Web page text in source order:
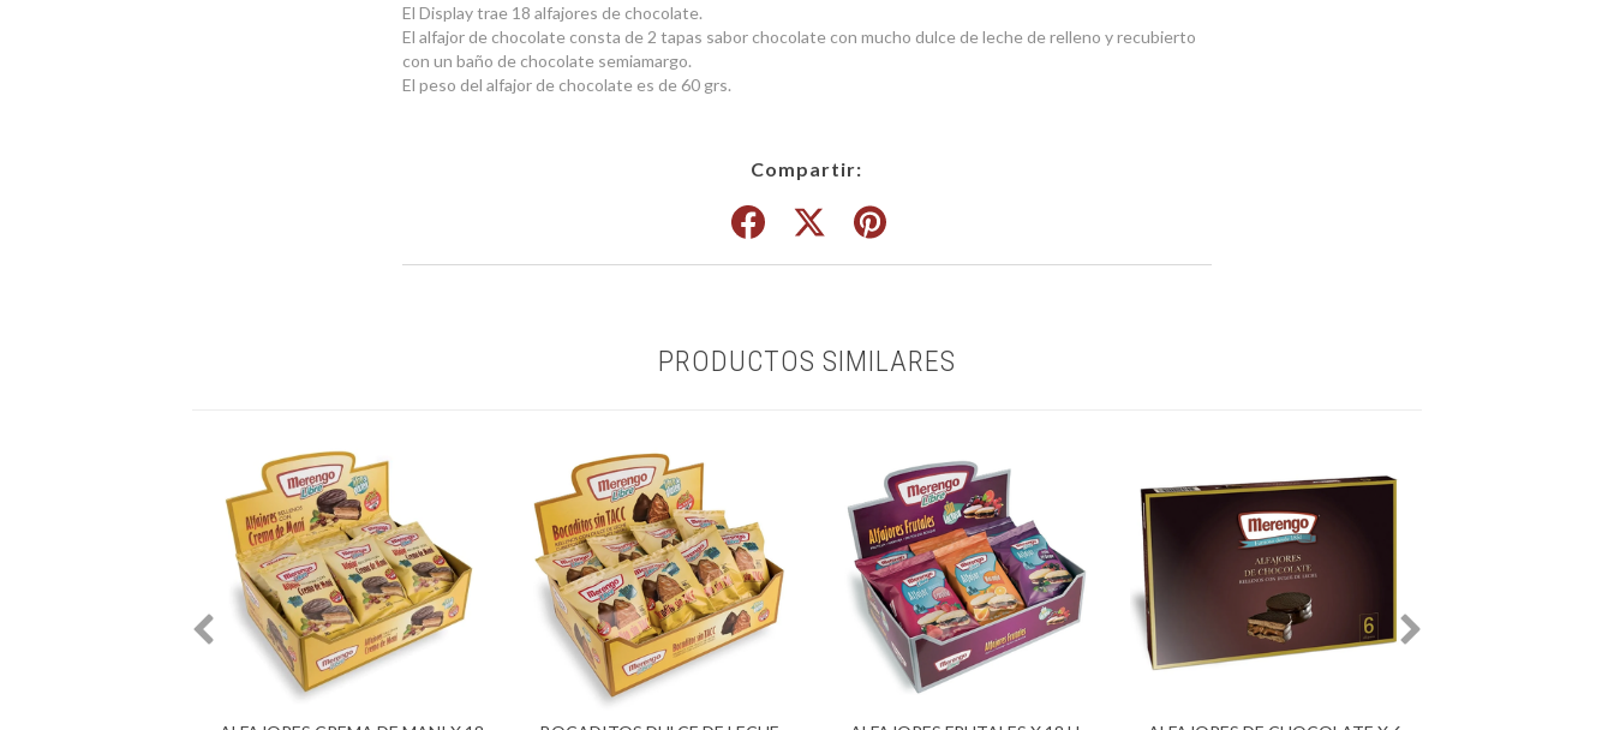
El Display trae 18 alfajores de chocolate.
El alfajor de chocolate consta de 2 tapas sabor chocolate con mucho dulce de leche de relleno y recubierto
con un baño de chocolate semiamargo.
El peso del alfajor de chocolate es de 60 grs.
Compartir:
PRODUCTOS SIMILARES